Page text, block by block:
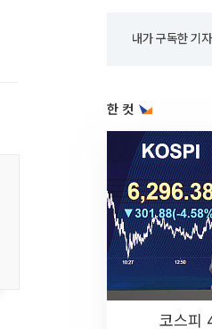
내가 구독한 기
한 컷
코스피